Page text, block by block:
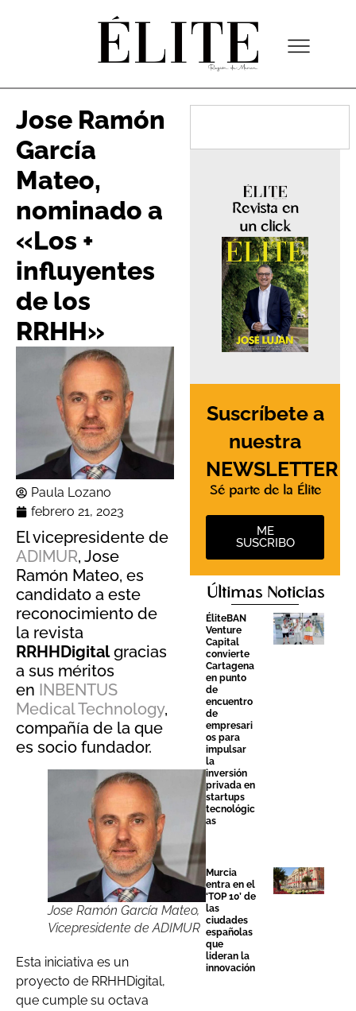
Jose Ramón
García
Mateo,
nominado a
«Los +
influyentes
de los
RRHH»
Paula Lozano
febrero 21, 2023
El vicepresidente de
ADIMUR, Jose
Ramón Mateo, es
candidato a este
reconocimiento de
la revista
RRHHDigitalgracias
a sus méritos
en INBENTUS
Medical Technology,
compañía de la que
es socio fundador.
Jose Ramón García Mateo,
Vicepresidente de ADIMUR
Esta iniciativa es un
proyecto de RRHHDigital,
que cumple su octava
Revista en
un click
Suscríbete a
nuestra
NEWSLETTER
Sé parte de la Élite
ME
SUSCRIBO
Últimas Noticias
ÉliteBAN
Venture
Capital
convierte
Cartagena
en punto
de
encuentro
de
empresari
os para
impulsar
la
inversión
privada en
startups
tecnológic
as
Murcia
entra en el
‘TOP 10’ de
las
ciudades
españolas
que
lideran la
innovación